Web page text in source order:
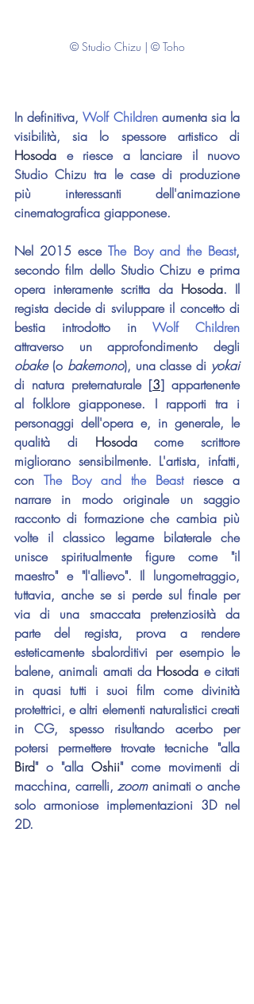
© Studio Chizu | © Toho
In definitiva, Wolf Children aumenta sia la
Hosoda e riesce a lanciare il nuovo
Studio Chizu tra le case di produzione
più interessanti dell'animazione
cinematografica giapponese.
Nel 2015 esce The Boy and the Beast,
secondo film dello Studio Chizu e prima
opera interamente scritta da Hosoda. Il
regista decide di sviluppare il concetto di
bestia introdotto in Wolf Children
obake (o bakemono), una classe di
yokai
di natura preternaturale [3] appartenente
al folklore giapponese. I rapporti tra i
personaggi dell'opera e, in generale, le
qualità di Hosoda come scrittore
migliorano sensibilmente. L'artista, infatti,
con The Boy and the Beast riesce a
narrare in modo originale un saggio
racconto di formazione che cambia più
volte il classico legame bilaterale che
unisce spiritualmente figure come "il
maestro" e "l'allievo". Il lungometraggio,
tuttavia, anche se si perde sul finale per
via di una smaccata pretenziosità da
parte del regista, prova a rendere
esteticamente sbalorditivi per esempio le
balene, animali amati da Hosoda e citati
in quasi tutti i suoi film come divinità
protettrici, e altri elementi naturalistici creati
in CG, spesso risultando acerbo per
Bird" o "alla Oshii" come movimenti di
macchina, carrelli, zoom animati o anche
solo armoniose implementazioni 3D nel
2D.